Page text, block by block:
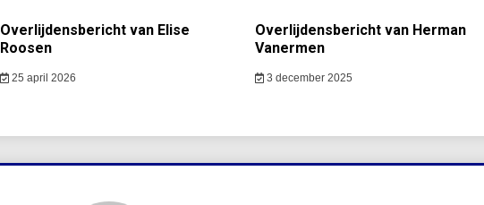
Overlijdensbericht van Elise
Roosen
25 april 2026
Overlijdensbericht van Herman
Vanermen
3 december 2025